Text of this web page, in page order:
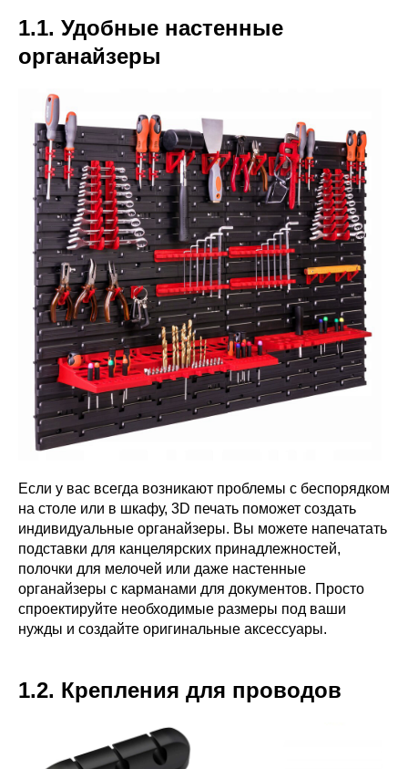
1.1. Удобные настенные
органайзеры
Если у вас всегда возникают проблемы с беспорядком
на столе или в шкафу, 3D печать поможет создать
индивидуальные органайзеры. Вы можете напечатать
подставки для канцелярских принадлежностей,
полочки для мелочей или даже настенные
органайзеры с карманами для документов. Просто
спроектируйте необходимые размеры под ваши
нужды и создайте оригинальные аксессуары.
1.2. Крепления для проводов